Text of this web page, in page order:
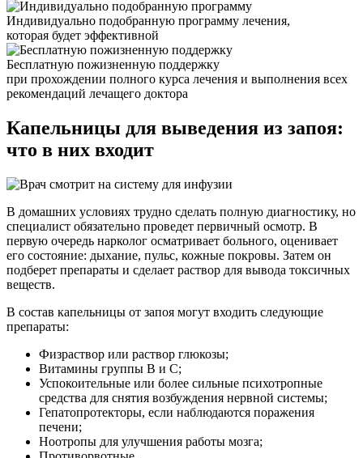
Индивидуально подобранную программу лечения,
которая будет эффективной
Бесплатную пожизненную поддержку
при прохождении полного курса лечения и выполнения всех
рекомендаций лечащего доктора
Капельницы для выведения из запоя:
что в них входит
В домашних условиях трудно сделать полную диагностику, но
специалист обязательно проведет первичный осмотр. В
первую очередь нарколог осматривает больного, оценивает
его состояние: дыхание, пульс, кожные покровы. Затем он
подберет препараты и сделает раствор для вывода токсичных
веществ.
В состав капельницы от запоя могут входить следующие
препараты:
Физраствор или раствор глюкозы;
Витамины группы В и С;
Успокоительные или более сильные психотропные
средства для снятия возбуждения нервной системы;
Гепатопротекторы, если наблюдаются поражения
печени;
Ноотропы для улучшения работы мозга;